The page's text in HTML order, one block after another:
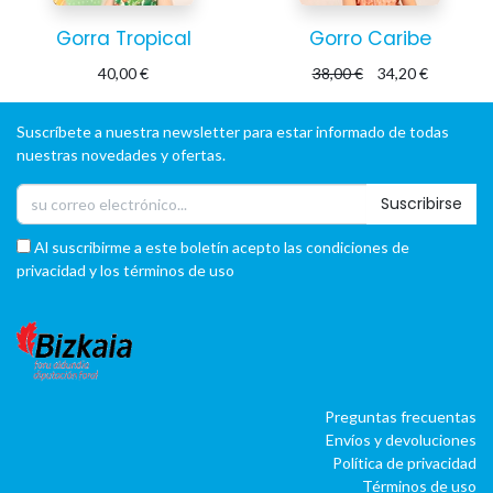
Gorra Tropical
40,00€
Gorro Caribe
38,00€ 34,20€
Suscríbete a nuestra newsletter para estar informado de todas
nuestras novedades y ofertas.
Suscribirse
Al suscribirme a este boletín acepto las condiciones de
privacidad y los términos de uso
Preguntas frecuentas
Envíos y devoluciones
Política de privacidad
Términos de uso